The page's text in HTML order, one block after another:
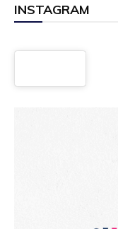
INSTAGRAM